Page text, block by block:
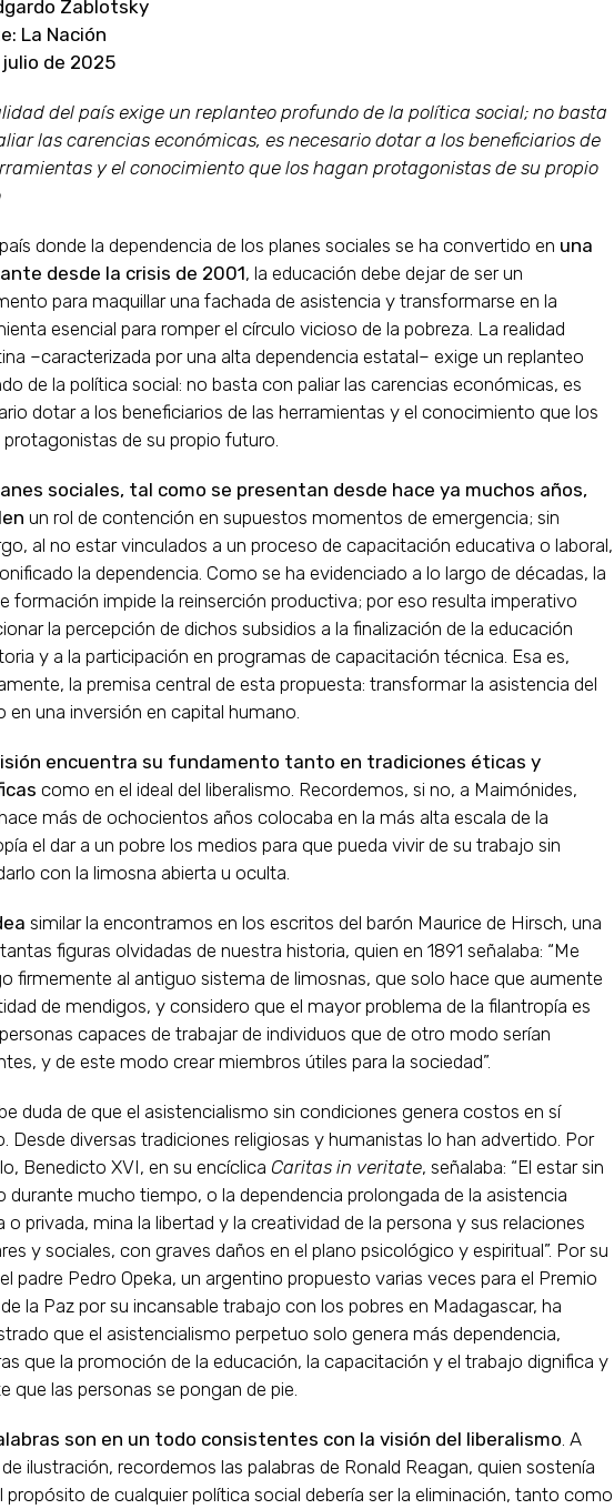
Zablotsky
La Nación
de 2025
del país exige un replanteo profundo de la política social; no basta
las carencias económicas, es necesario dotar a los beneficiarios de
y el conocimiento que los hagan protagonistas de su propio
donde la dependencia de los planes sociales se ha convertido en una
desde la crisis de 2001, la educación debe dejar de ser un
para maquillar una fachada de asistencia y transformarse en la
esencial para romper el círculo vicioso de la pobreza. La realidad
–caracterizada por una alta dependencia estatal– exige un replanteo
de la política social: no basta con paliar las carencias económicas, es
dotar a los beneficiarios de las herramientas y el conocimiento que los
de su propio futuro.
sociales, tal como se presentan desde hace ya muchos años,
un rol de contención en supuestos momentos de emergencia; sin
al no estar vinculados a un proceso de capacitación educativa o laboral,
la dependencia. Como se ha evidenciado a lo largo de décadas, la
formación impide la reinserción productiva; por eso resulta imperativo
la percepción de dichos subsidios a la finalización de la educación
y a la participación en programas de capacitación técnica. Esa es,
la premisa central de esta propuesta: transformar la asistencia del
en una inversión en capital humano.
encuentra su fundamento tanto en tradiciones éticas y
como en el ideal del liberalismo. Recordemos, si no, a Maimónides,
más de ochocientos años colocaba en la más alta escala de la
el dar a un pobre los medios para que pueda vivir de su trabajo sin
con la limosna abierta u oculta.
similar la encontramos en los escritos del barón Maurice de Hirsch, una
figuras olvidadas de nuestra historia, quien en 1891 señalaba: “Me
firmemente al antiguo sistema de limosnas, que solo hace que aumente
de mendigos, y considero que el mayor problema de la filantropía es
capaces de trabajar de individuos que de otro modo serían
y de este modo crear miembros útiles para la sociedad”.
duda de que el asistencialismo sin condiciones genera costos en sí
Desde diversas tradiciones religiosas y humanistas lo han advertido. Por
Benedicto XVI, en su encíclica Caritas in veritate, señalaba: “El estar sin
durante mucho tiempo, o la dependencia prolongada de la asistencia
o privada, mina la libertad y la creatividad de la persona y sus relaciones
y sociales, con graves daños en el plano psicológico y espiritual”. Por su
padre Pedro Opeka, un argentino propuesto varias veces para el Premio
la Paz por su incansable trabajo con los pobres en Madagascar, ha
que el asistencialismo perpetuo solo genera más dependencia,
que la promoción de la educación, la capacitación y el trabajo dignifica y
que las personas se pongan de pie.
son en un todo consistentes con la visión del liberalismo . A
ilustración, recordemos las palabras de Ronald Reagan, quien sostenía
propósito de cualquier política social debería ser la eliminación, tanto como